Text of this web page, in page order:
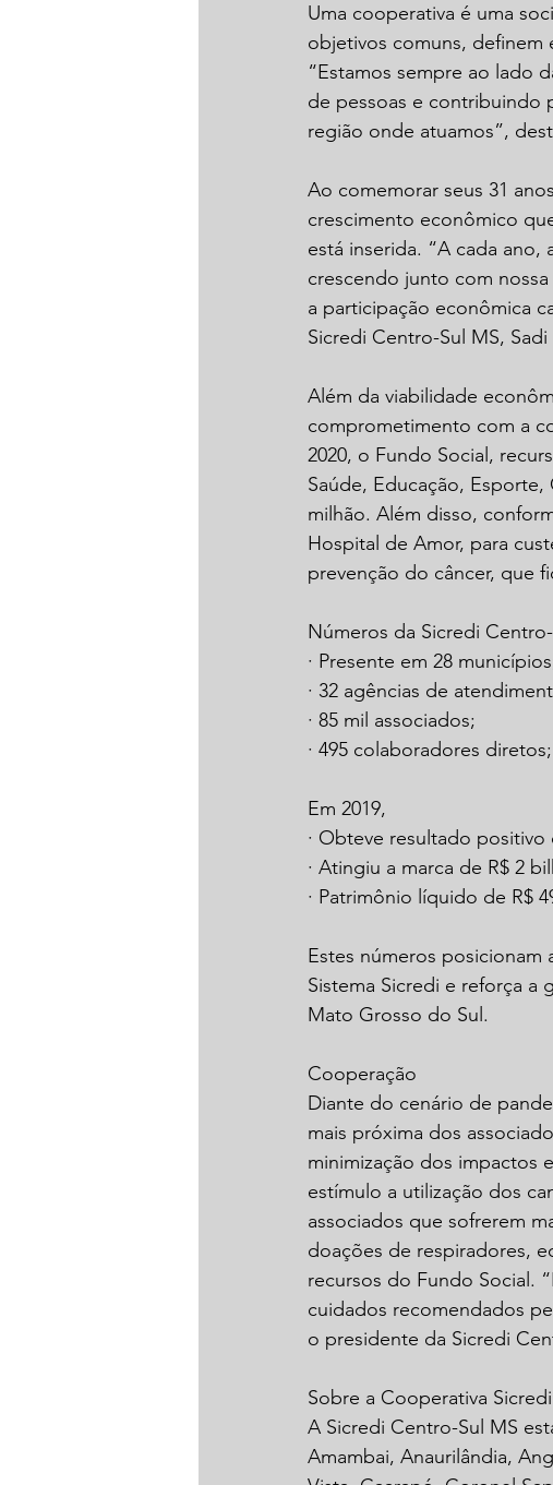
Uma cooperativa é uma
objetivos comuns,
“Estamos sempre ao lado
de pessoas e contribuindo
região onde atuamos”,
Ao comemorar seus 31
crescimento econômico
está inserida. “A cada ano,
crescendo junto com
a participação econômica
Sicredi Centro-Sul MS, Sadi
Além da viabilidade
comprometimento com a
2020, o Fundo Social,
Saúde, Educação,
milhão. Além disso,
Hospital de Amor, para
prevenção do câncer, que
Números da Sicredi
· Presente em 28
· 32 agências de
· 85 mil associados;
· 495 colaboradores diretos;
Em 2019,
· Obteve resultado positivo
· Atingiu a marca de R$ 2
· Patrimônio líquido de R$
Estes números posicionam
Sistema Sicredi e reforça
Mato Grosso do Sul.
Cooperação
Diante do cenário de
mais próxima dos
minimização dos impactos
estímulo a utilização dos
associados que sofrerem
doações de respiradores,
recursos do Fundo Social.
cuidados recomendados
o presidente da Sicredi
Sobre a Cooperativa
A Sicredi Centro-Sul MS
Amambai, Anaurilândia,